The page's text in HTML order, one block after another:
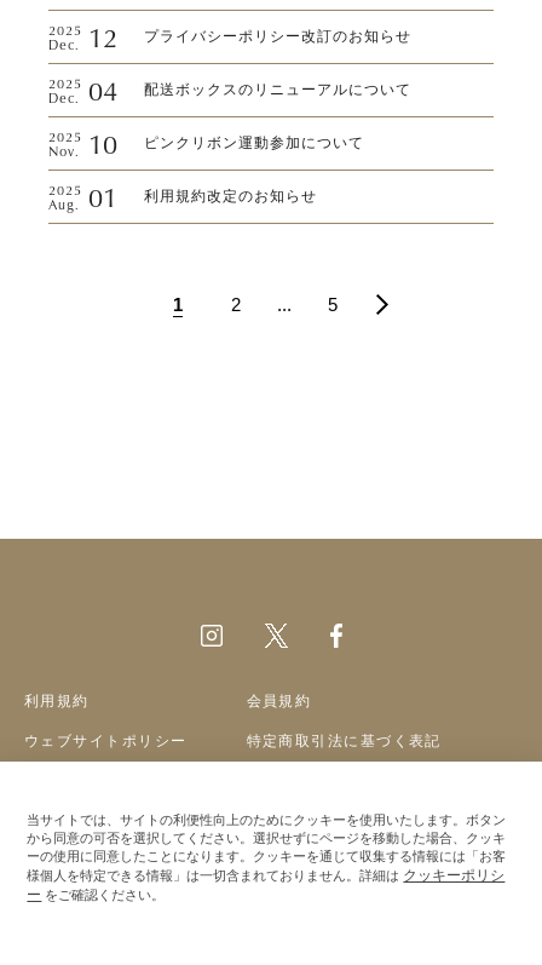
2025
Dec.
12 プライバシーポリシー改訂のお知らせ
2025
Dec.
04 配送ボックスのリニューアルについて
2025
Nov.
10 ピンクリボン運動参加について
2025
Aug.
01 利用規約改定のお知らせ
1 2 ... 5
利用規約 会員規約
ウェブサイトポリシー 特定商取引法に基づく表記
会社概要 採用情報
©A&S Co.,ltd
当サイトでは、サイトの利便性向上のためにクッキーを使用いたします。ボタン
から同意の可否を選択してください。選択せずにページを移動した場合、クッキ
ーの使用に同意したことになります。クッキーを通じて収集する情報には「お客
様個人を特定できる情報」は一切含まれておりません。詳細は クッキーポリシ
ー をご確認ください。